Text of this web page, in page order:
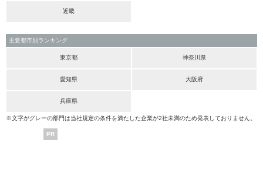
近畿
主要都市別ランキング
東京都 神奈川県
愛知県 大阪府
兵庫県
※文字がグレーの部門は当社規定の条件を満たした企業が2社未満のため発表しておりません。
PR